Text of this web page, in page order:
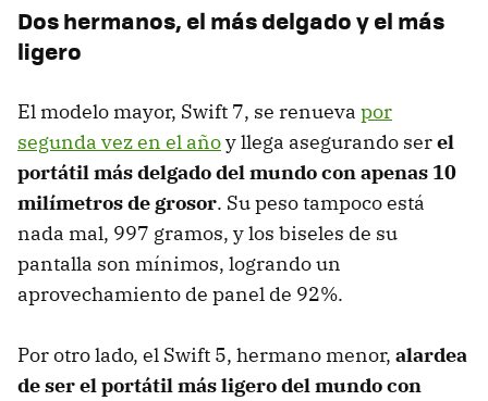
Dos hermanos, el más delgado y el más
ligero
El modelo mayor, Swift 7, se renueva por
segunda vez en el añoy llega asegurando serel
portátil más delgado del mundo con apenas 10
milímetros de grosor. Su peso tampoco está
nada mal, 997 gramos, y los biseles de su
pantalla son mínimos, logrando un
aprovechamiento de panel de 92%.
Por otro lado, el Swift 5, hermano menor, alardea
de ser el portátil más ligero del mundo con